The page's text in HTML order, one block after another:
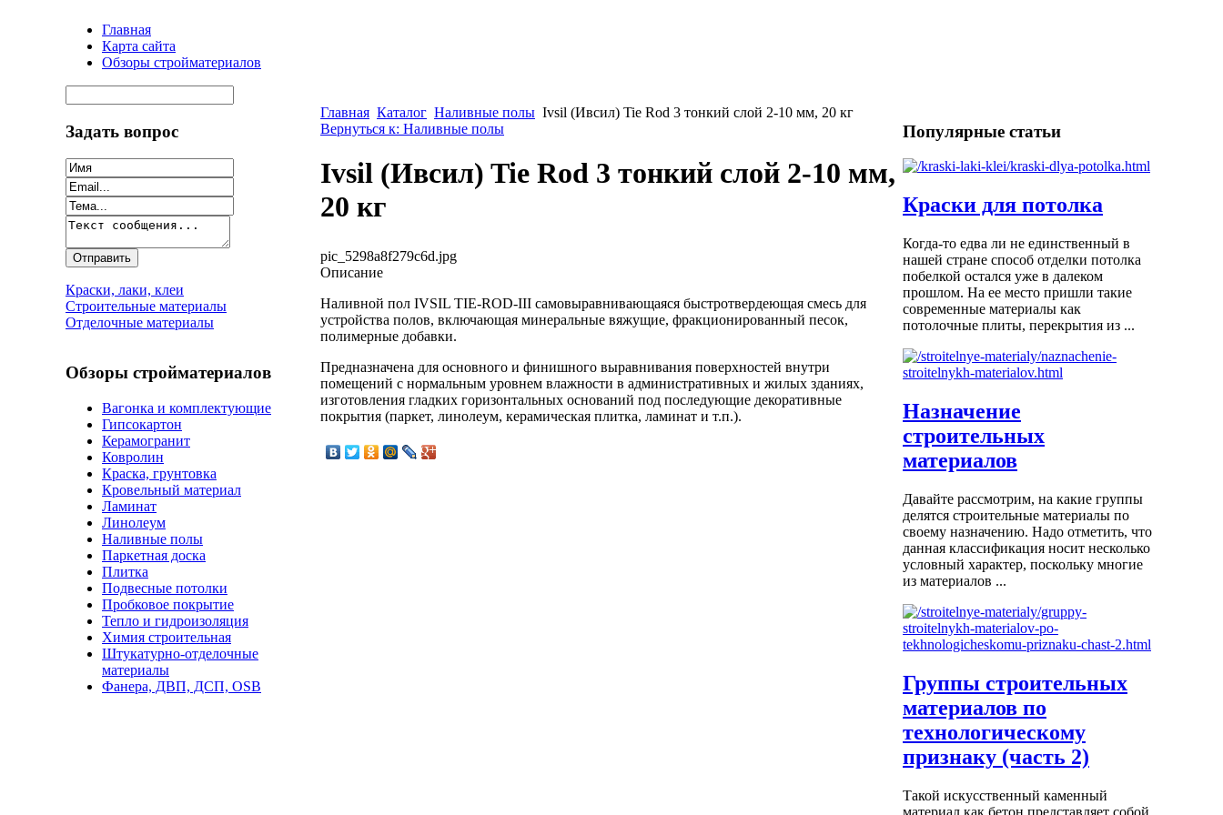
Главная
Карта сайта
Обзоры стройматериалов
Задать вопрос
Краски, лаки, клеи
Строительные материалы
Отделочные материалы
Обзоры стройматериалов
Вагонка и комплектующие
Гипсокартон
Керамогранит
Ковролин
Краска, грунтовка
Кровельный материал
Ламинат
Линолеум
Наливные полы
Паркетная доска
Плитка
Подвесные потолки
Пробковое покрытие
Тепло и гидроизоляция
Химия строительная
Штукатурно-отделочные
материалы
Фанера, ДВП, ДСП, OSB
Главная Каталог Наливные полы Ivsil (Ивсил) Tie Rod 3 тонкий слой 2-10 мм, 20 кг
Вернуться к: Наливные полы
Ivsil (Ивсил) Tie Rod 3 тонкий слой 2-10 мм,
20 кг
pic_5298a8f279c6d.jpg
Описание
Наливной пол IVSIL TIE-ROD-III самовыравнивающаяся быстротвердеющая смесь для
устройства полов, включающая минеральные вяжущие, фракционированный песок,
полимерные добавки.
Предназначена для основного и финишного выравнивания поверхностей внутри
помещений с нормальным уровнем влажности в административных и жилых зданиях,
изготовления гладких горизонтальных оснований под последующие декоративные
покрытия (паркет, линолеум, керамическая плитка, ламинат и т.п.).
Популярные статьи
Краски для потолка
Когда-то едва ли не единственный в
нашей стране способ отделки потолка
побелкой остался уже в далеком
прошлом. На ее место пришли такие
современные материалы как
потолочные плиты, перекрытия из ...
Назначение
строительных
материалов
Давайте рассмотрим, на какие группы
делятся строительные материалы по
своему назначению. Надо отметить, что
данная классификация носит несколько
условный характер, поскольку многие
из материалов ...
Группы строительных
материалов по
технологическому
признаку (часть 2)
Такой искусственный каменный
материал как бетон представляет собой